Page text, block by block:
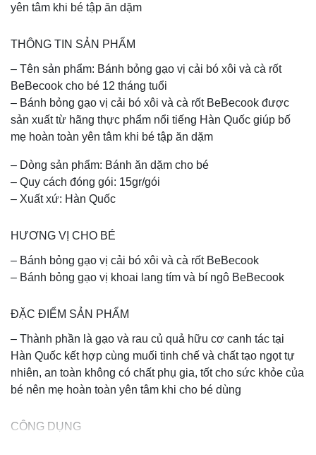
yên tâm khi bé tập ăn dặm
THÔNG TIN SẢN PHẨM
– Tên sản phẩm: Bánh bỏng gạo vị cải bó xôi và cà rốt
BeBecook cho bé 12 tháng tuổi
– Bánh bỏng gạo vị cải bó xôi và cà rốt BeBecook được
sản xuất từ hãng thực phẩm nổi tiếng Hàn Quốc giúp bố
mẹ hoàn toàn yên tâm khi bé tập ăn dặm
– Dòng sản phẩm: Bánh ăn dặm cho bé
– Quy cách đóng gói: 15gr/gói
– Xuất xứ: Hàn Quốc
HƯƠNG VỊ CHO BÉ
– Bánh bỏng gạo vị cải bó xôi và cà rốt BeBecook
– Bánh bỏng gạo vị khoai lang tím và bí ngô BeBecook
ĐẶC ĐIỂM SẢN PHẨM
– Thành phần là gạo và rau củ quả hữu cơ canh tác tại
Hàn Quốc kết hợp cùng muối tinh chế và chất tạo ngọt tự
nhiên, an toàn không có chất phụ gia, tốt cho sức khỏe của
bé nên mẹ hoàn toàn yên tâm khi cho bé dùng
CÔNG DỤNG